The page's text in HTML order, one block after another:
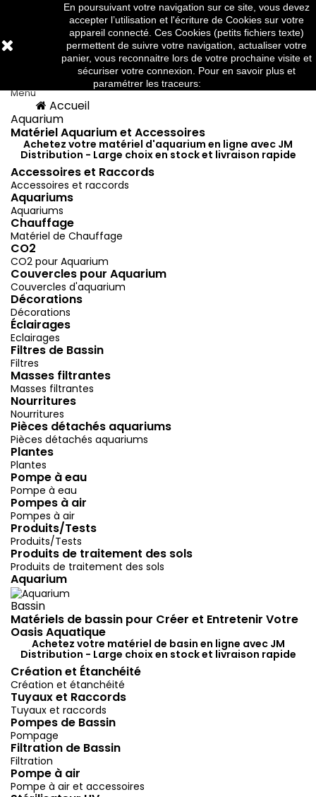
En poursuivant votre navigation sur ce site, vous devez
accepter l’utilisation et l'écriture de Cookies sur votre
appareil connecté. Ces Cookies (petits fichiers texte)
permettent de suivre votre navigation, actualiser votre
panier, vous reconnaitre lors de votre prochaine visite et
sécuriser votre connexion. Pour en savoir plus et
paramétrer les traceurs:
Téléphone:03 88 91 95 10
 
Menu
Accueil
Aquarium
Matériel Aquarium et Accessoires
Achetez votre matériel d'aquarium en ligne avec JM
Distribution - Large choix en stock et livraison rapide
Accessoires et Raccords
Accessoires et raccords
Aquariums
Aquariums
Chauffage
Matériel de Chauffage
CO2
CO2 pour Aquarium
Couvercles pour Aquarium
Couvercles d'aquarium
Décorations
Décorations
Éclairages
Eclairages
Filtres de Bassin
Filtres
Masses filtrantes
Masses filtrantes
Nourritures
Nourritures
Pièces détachés aquariums
Pièces détachés aquariums
Plantes
Plantes
Pompe à eau
Pompe à eau
Pompes à air
Pompes à air
Produits/Tests
Produits/Tests
Produits de traitement des sols
Produits de traitement des sols
Aquarium
Bassin
Matériels de bassin pour Créer et Entretenir Votre
Oasis Aquatique
Achetez votre matériel de basin en ligne avec JM
Distribution - Large choix en stock et livraison rapide
Création et Étanchéité
Création et étanchéité
Tuyaux et Raccords
Tuyaux et raccords
Pompes de Bassin
Pompage
Filtration de Bassin
Filtration
Pompe à air
Pompe à air et accessoires